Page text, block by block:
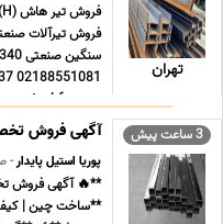
تهران
فروش تیرآلات
... ...
3 ساعت پیش آگهی فروش
پوریا استیل پایدار-
**ساخت چین |